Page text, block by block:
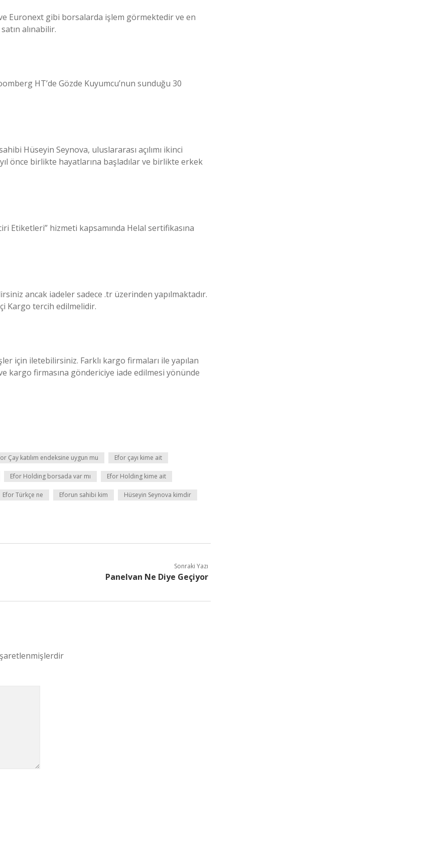
Euronext gibi borsalarda işlem görmektedir ve en
alınabilir.
HT’de Gözde Kuyumcu’nun sunduğu 30
Hüseyin Seynova, uluslararası açılımı ikinci
önce birlikte hayatlarına başladılar ve birlikte erkek
Etiketleri” hizmeti kapsamında Helal sertifikasına
ancak iadeler sadece .tr üzerinden yapılmaktadır.
Kargo tercih edilmelidir.
için iletebilirsiniz. Farklı kargo firmaları ile yapılan
kargo firmasına göndericiye iade edilmesi yönünde
Çay katılım endeksine uygun mu Efor çayı kime ait
Efor Holding borsada var mı Efor Holding kime ait
Efor Türkçe ne Eforun sahibi kim Hüseyin Seynova kimdir
Sonraki Yazı
Panelvan Ne Diye Geçiyor